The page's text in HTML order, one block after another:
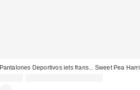
Pantalones Deportivos iets frans... Sweet Pea Harri